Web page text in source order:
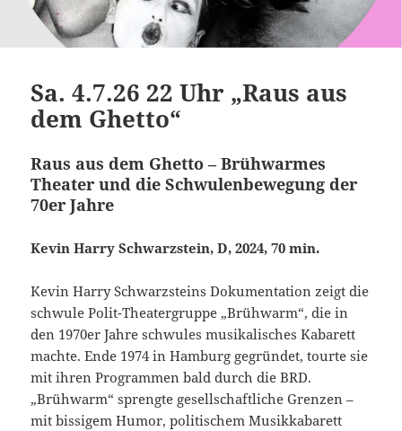
Sa. 4.7.26 22 Uhr „Raus aus
dem Ghetto“
Raus aus dem Ghetto – Brühwarmes
Theater und die Schwulenbewegung der
70er Jahre
Kevin Harry Schwarzstein, D, 2024, 70 min.
Kevin Harry Schwarzsteins Doku­mentation zeigt die
schwule Polit-Theatergruppe „Brühwarm“, die in
den 1970er Jahre schwules musika­lisches Kabarett
machte. Ende 1974 in Hamburg gegründet, tourte sie
mit ihren Programmen bald durch die BRD.
„Brühwarm“ sprengte gesellschaftliche Grenzen –
mit bissigem Humor, poli­ti­schem Musik­kabarett